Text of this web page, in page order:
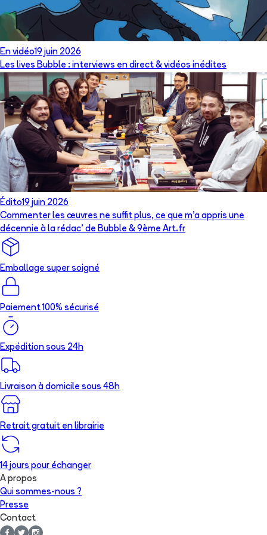
En vidéo19 juin 2026
Les lives Bubble : interviews en direct & vidéos inédites
Édito19 juin 2026
Commenter les œuvres ne suffit plus, ce que m’a appris une
décennie à la rédac’ de Bubble & 9ème Art.fr
Emballage super soigné
Paiement 100% sécurisé
Expédition sous 24h
Livraison à domicile sous 48h
Retrait gratuit en librairie
14 jours pour échanger
A propos
Qui sommes-nous ?
Presse
Contact